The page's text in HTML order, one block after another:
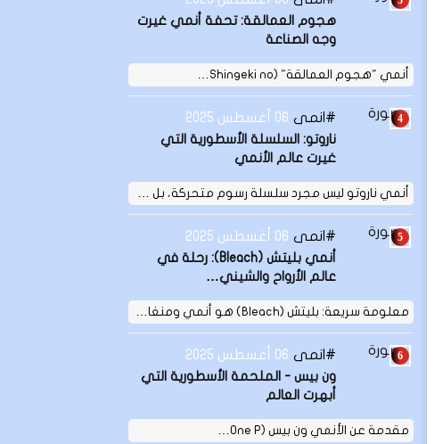
هجوم العمالقة: تحفة أنمي غيرت
وجه الصناعة
أنمي "هجوم العمالقة" (Shingeki no…
انمى 06 أغسطس 2025
ناروتو: السلسلة الأسطورية التي
غيرت عالم الأنمي
أنمي ناروتو ليس مجرد سلسلة رسوم متحركة، بل …
انمى 06 أغسطس 2025
أنمي بليتش (Bleach): رحلة في
عالم الأرواح والشيني…
معلومة سريعة: بليتش (Bleach) هو أنمي ومنغا…
انمى 06 أغسطس 2025
ون بيس - الملحمة الأسطورية التي
أبهرت العالم
مقدمة عن الأنمي ون بيس (One P…